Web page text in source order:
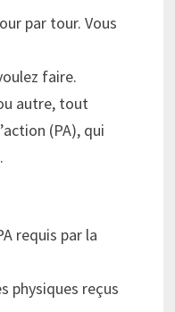
par tour. Vous
faire.
autre, tout
(PA), qui
requis par la
physiques reçus